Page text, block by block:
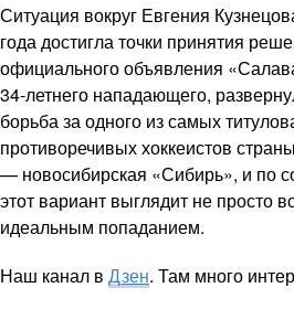
Ситуация вокруг Евгения
года достигла точки принятия
официального объявления
34-летнего нападающего,
борьба за одного из самых
противоречивых хоккеистов
— новосибирская «Сибирь», и по
этот вариант выглядит не просто
идеальным попаданием.
Наш канал в Дзен. Там много